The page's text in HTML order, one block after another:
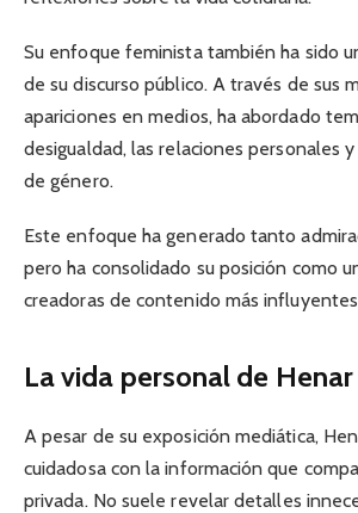
Su enfoque feminista también ha sido
de su discurso público. A través de sus
apariciones en medios, ha abordado
desigualdad, las relaciones personales
de género.
Este enfoque ha generado tanto
pero ha consolidado su posición como
creadoras de contenido más
La vida personal de
A pesar de su exposición mediática,
cuidadosa con la información que
privada. No suele revelar detalles